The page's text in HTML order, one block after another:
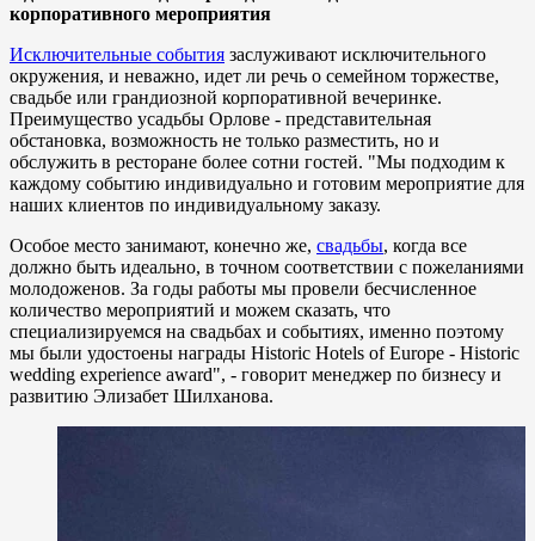
корпоративного мероприятия
Исключительные события заслуживают исключительного
окружения, и неважно, идет ли речь о семейном торжестве,
свадьбе или грандиозной корпоративной вечеринке.
Преимущество усадьбы Орловe - представительная
обстановка, возможность не только разместить, но и
обслужить в ресторане более сотни гостей. "Мы подходим к
каждому событию индивидуально и готовим мероприятие для
наших клиентов по индивидуальному заказу.
Особое место занимают, конечно же, свадьбы, когда все
должно быть идеально, в точном соответствии с пожеланиями
молодоженов. За годы работы мы провели бесчисленное
количество мероприятий и можем сказать, что
специализируемся на свадьбах и событиях, именно поэтому
мы были удостоены награды Historic Hotels of Europe - Historic
wedding experience award", - говорит менеджер по бизнесу и
развитию Элизабет Шилханова.